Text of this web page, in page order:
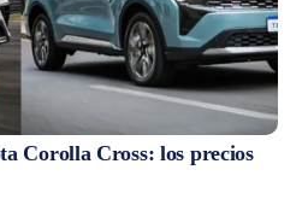
Corolla Cross: los precios